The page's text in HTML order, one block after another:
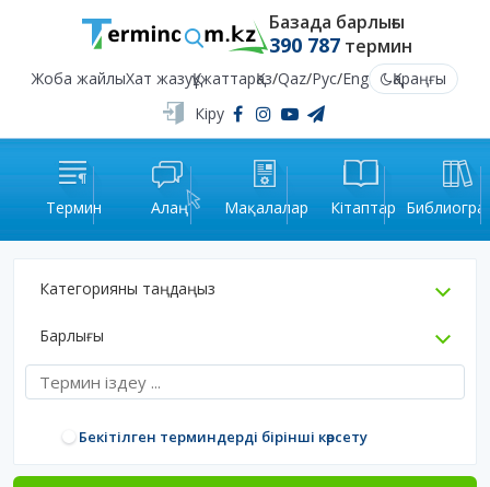
Базада барлығы
390 787термин
Жоба жайлыХат жазуҚұжаттарҚаз/Qaz/Рус/Eng
Қараңғы
Кіру
Термин Алаң Мақалалар Кітаптар
Категорияны таңдаңыз
Барлығы
Бекітілген терминдерді бірінші көрсету